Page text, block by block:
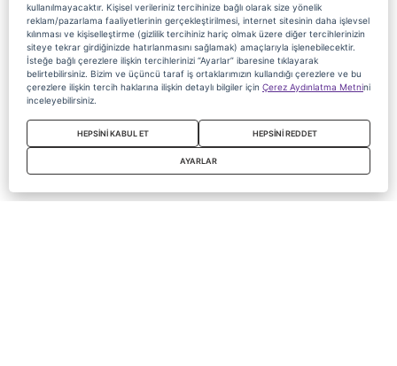
kullanılmayacaktır. Kişisel verileriniz tercihinize bağlı olarak size yönelik
reklam/pazarlama faaliyetlerinin gerçekleştirilmesi, internet sitesinin daha işlevsel
kılınması ve kişiselleştirme (gizlilik tercihiniz hariç olmak üzere diğer tercihlerinizin
siteye tekrar girdiğinizde hatırlanmasını sağlamak) amaçlarıyla işlenebilecektir.
İsteğe bağlı çerezlere ilişkin tercihlerinizi “Ayarlar” ibaresine tıklayarak
belirtebilirsiniz. Bizim ve üçüncü taraf iş ortaklarımızın kullandığı çerezlere ve bu
çerezlere ilişkin tercih haklarına ilişkin detaylı bilgiler için Çerez Aydınlatma Metnini
inceleyebilirsiniz.
HEPSİNİ KABUL ET HEPSİNİ REDDET
AYARLAR